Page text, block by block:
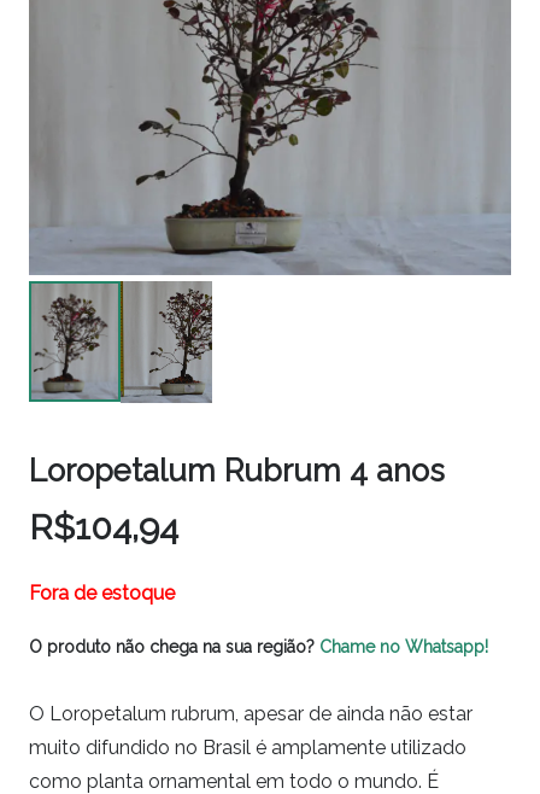
Loropetalum Rubrum 4 anos
R$104,94
Fora de estoque
O produto não chega na sua região? Chame no Whatsapp!
O Loropetalum rubrum, apesar de ainda não estar
muito difundido no Brasil é amplamente utilizado
como planta ornamental em todo o mundo. É